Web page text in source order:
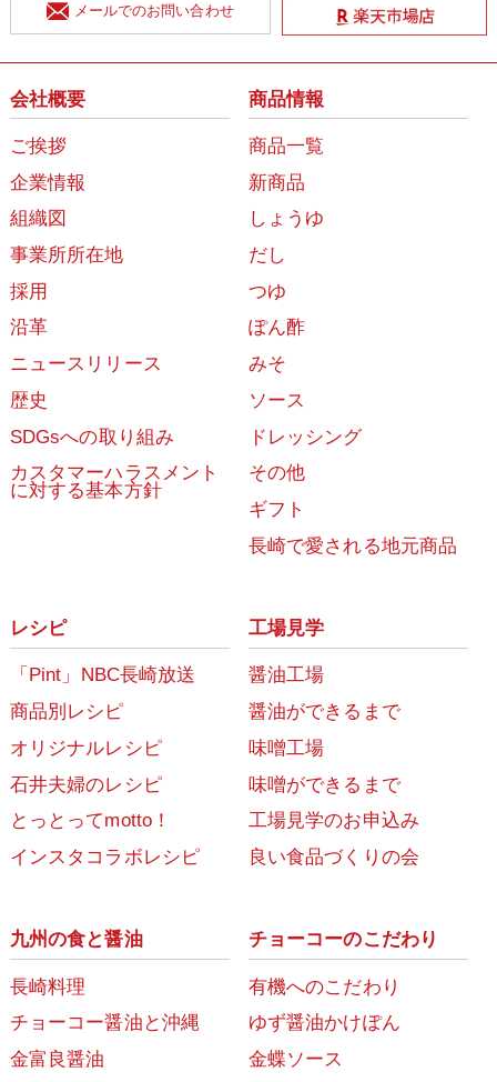
メールでのお問い合わせ
会社概要
ご挨拶
企業情報
組織図
事業所所在地
採用
沿革
ニュースリリース
歴史
SDGsへの取り組み
カスタマーハラスメント
に対する基本方針
商品情報
商品一覧
新商品
しょうゆ
だし
つゆ
ぽん酢
みそ
ソース
ドレッシング
その他
ギフト
長崎で愛される地元商品
レシピ
「Pint」NBC長崎放送
商品別レシピ
オリジナルレシピ
石井夫婦のレシピ
とっとってmotto！
インスタコラボレシピ
工場見学
醤油工場
醤油ができるまで
味噌工場
味噌ができるまで
工場見学のお申込み
良い食品づくりの会
九州の食と醤油
長崎料理
チョーコー醤油と沖縄
金富良醤油
チョーコーのこだわり
有機へのこだわり
ゆず醤油かけぽん
金蝶ソース